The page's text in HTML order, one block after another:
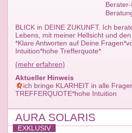
BLICK in DEINE ZUKUNFT. Ich
Lebens, mit meiner Hellsicht und
*Klare Antworten auf Deine
Intuition*hohe Trefferquote*
(mehr erfahren)
Aktueller Hinweis
ich bringe KLARHEIT in alle
TREFFERQUOTE*hohe Intuition
AURA SOLARIS
EXKLUSIV